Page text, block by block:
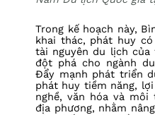
Trong kế hoạch này,
khai thác, phát huy
tài nguyên du lịch
đột phá cho ngành
Đẩy mạnh phát triển
phát huy tiềm năng,
nghề, văn hóa và
địa phương, nhằm